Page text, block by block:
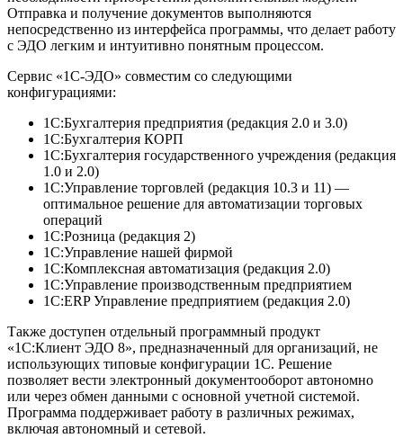
Отправка и получение документов выполняются
непосредственно из интерфейса программы, что делает работу
с ЭДО легким и интуитивно понятным процессом.
Сервис «1С-ЭДО» совместим со следующими
конфигурациями:
1С:Бухгалтерия предприятия (редакция 2.0 и 3.0)
1С:Бухгалтерия КОРП
1С:Бухгалтерия государственного учреждения (редакция
1.0 и 2.0)
1С:Управление торговлей (редакция 10.3 и 11) —
оптимальное решение для автоматизации торговых
операций
1С:Розница (редакция 2)
1С:Управление нашей фирмой
1С:Комплексная автоматизация (редакция 2.0)
1С:Управление производственным предприятием
1С:ERP Управление предприятием (редакция 2.0)
Также доступен отдельный программный продукт
«1С:Клиент ЭДО 8», предназначенный для организаций, не
использующих типовые конфигурации 1С. Решение
позволяет вести электронный документооборот автономно
или через обмен данными с основной учетной системой.
Программа поддерживает работу в различных режимах,
включая автономный и сетевой.